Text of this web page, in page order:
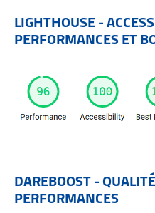
LIGHTHOUSE -
PERFORMANCES ET
DAREBOOST -
PERFORMANCES